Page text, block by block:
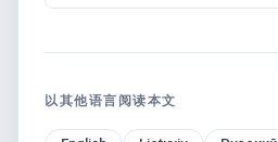
以其他语言阅读本文